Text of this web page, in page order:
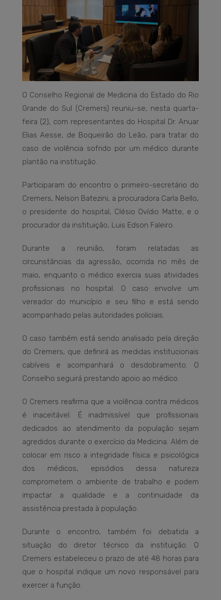
O Conselho Regional de Medicina do Estado do Rio
Grande do Sul (Cremers) reuniu-se, nesta quarta-
feira (2), com representantes do Hospital Dr. Anuar
Elias Aesse, de Boqueirão do Leão, para tratar do
caso de violência sofrido por um médico durante
plantão na instituição.
Participaram do encontro o primeiro-secretário do
Cremers, Nelson Batezini, a procuradora Carla Bello,
o presidente do hospital, Clésio Ovídio Matte, e o
procurador da instituição, Luis Edson Faleiro.
Durante a reunião, foram relatadas as
circunstâncias da agressão, ocorrida no mês de
maio, enquanto o médico exercia suas atividades
profissionais no hospital. O caso envolve um
vereador do município e seu filho e está sendo
acompanhado pelas autoridades policiais.
O caso também está sendo analisado pela direção
do Cremers, que definirá as medidas institucionais
cabíveis e acompanhará o desdobramento. O
Conselho seguirá prestando apoio ao médico.
O Cremers reafirma que a violência contra médicos
é inaceitável. É inadmissível que profissionais
dedicados ao atendimento da população sejam
agredidos durante o exercício da Medicina. Além de
colocar em risco a integridade física e psicológica
dos médicos, episódios dessa natureza
comprometem o ambiente de trabalho e podem
impactar a qualidade e a continuidade da
assistência prestada à população.
Durante o encontro, também foi debatida a
situação do diretor técnico da instituição. O
Cremers estabeleceu o prazo de até 48 horas para
que o hospital indique um novo responsável para
exercer a função.